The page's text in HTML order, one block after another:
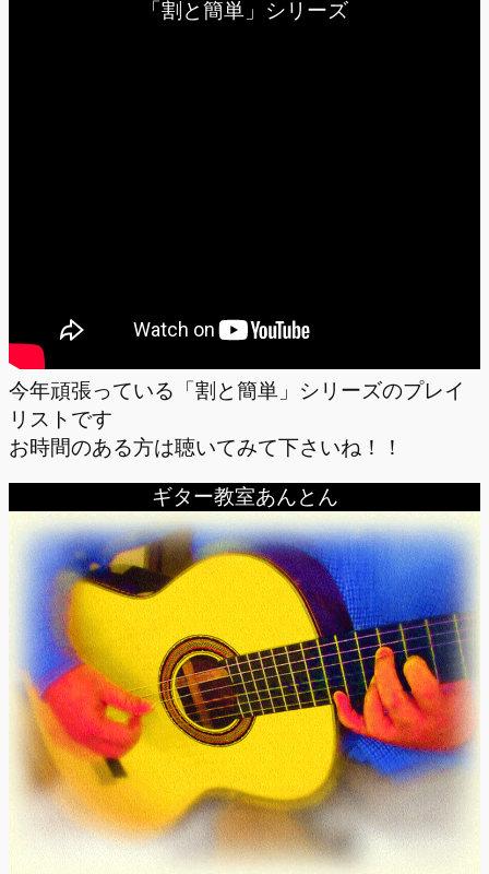
「割と簡単」シリーズ
今年頑張っている「割と簡単」シリーズのプレイ
リストです
お時間のある方は聴いてみて下さいね！！
ギター教室あんとん